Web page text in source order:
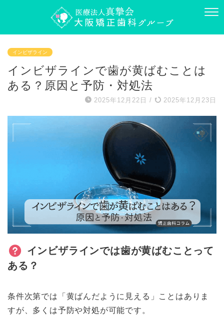
インビザライン
インビザラインで歯が黄ばむことは
ある？原因と予防・対処法
2025年12月22日 / 2025年12月23日
インビザラインでは歯が黄ばむことって
ある？
条件次第では「黄ばんだように見える」ことはありま
すが、多くは予防や対処が可能です。